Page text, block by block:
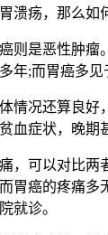
溃疡，那么如
是恶性肿瘤。
年;而胃癌多
况还算良好，
血症状，晚期
可以对比两者
胃癌的疼痛
就诊。